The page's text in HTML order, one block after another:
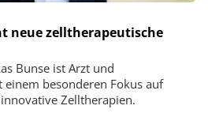
neue zelltherapeutische
Bunse ist Arzt und
besonderen Fokus auf
Zelltherapien.